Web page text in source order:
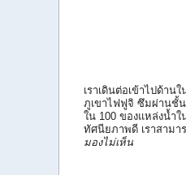
เราเดินต่อเข้าไปด้า
ภูเขาไฟฟูจิ ซึมผ่านชั้น
ใน 100 ของแหล่งน้ำ
ทัศนียภาพดี เราสาม
มองไม่เห็น